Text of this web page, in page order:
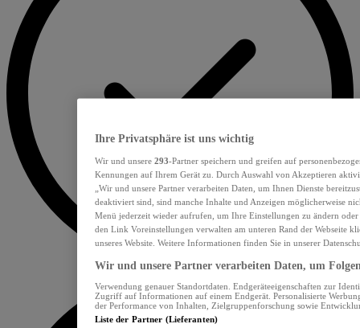
Ihre Privatsphäre ist uns wichtig
Wir und unsere 293-Partner speichern und greifen auf
Kennungen auf Ihrem Gerät zu. Durch Auswahl von Akzeptieren
„Wir und unsere Partner verarbeiten Daten, um Ihnen Dienste
deaktiviert sind, sind manche Inhalte und Anzeigen möglicherweise
Menü jederzeit wieder aufrufen, um Ihre Einstellungen zu ändern
den Link Voreinstellungen verwalten am unteren Rand der Webseite
unseres Website. Weitere Informationen finden Sie in unserer
Wir und unsere Partner verarbeiten Daten, um
Verwendung genauer Standortdaten. Endgeräteeigenschaften zur
Zugriff auf Informationen auf einem Endgerät. Personalisierte
der Performance von Inhalten, Zielgruppenforschung sowie
Liste der Partner (Lieferanten)